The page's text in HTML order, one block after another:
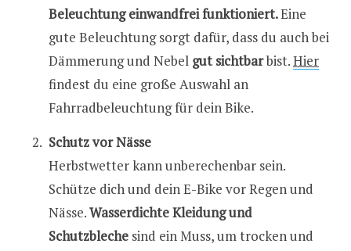
Beleuchtung einwandfrei funktioniert.Eine
gute Beleuchtung sorgt dafür, dass du auch bei
Dämmerung und Nebel gut sichtbarbist.Hier
findest du eine große Auswahl an
Fahrradbeleuchtung für dein Bike.
Schutz vor Nässe
Herbstwetter kann unberechenbar sein.
Schütze dich und dein E-Bike vor Regen und
Nässe.Wasserdichte Kleidung und
Schutzbleche sind ein Muss, um trocken und